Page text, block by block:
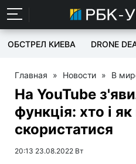
ОБСТРЕЛ КИЕВА DRONE
Главная » Новости » В
На YouTube
функція: хто і
скористатися
20:13 23.08.2022 Вт